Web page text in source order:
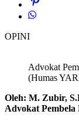
OPINI
Advokat
(Humas
Oleh: M. Zubir,
‎Advokat Pembela